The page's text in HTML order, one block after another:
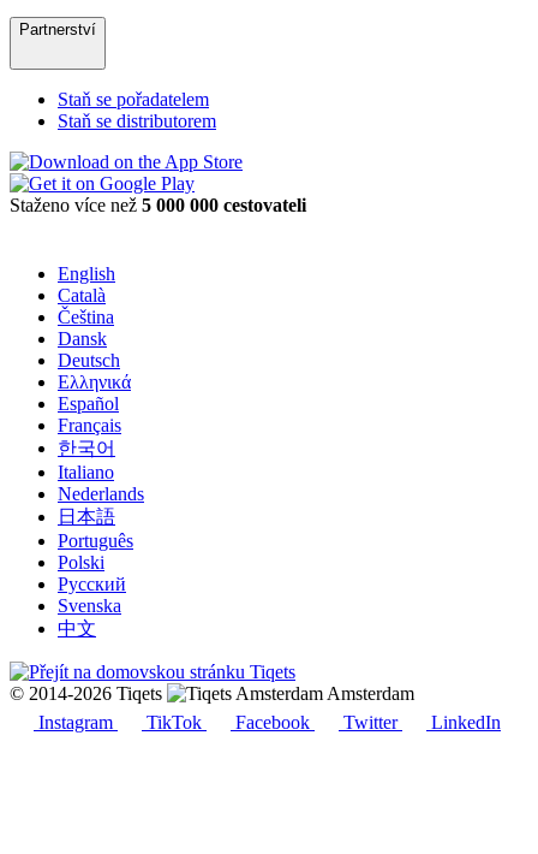
Partnerství
Staň se pořadatelem
Staň se distributorem
Staženo více než 5 000 000 cestovateli
English
Català
Čeština
Dansk
Deutsch
Ελληνικά
Español
Français
한국어
Italiano
Nederlands
日本語
Português
Polski
Русский
Svenska
中文
© 2014-2026 Tiqets
Amsterdam
Instagram
TikTok Facebook Twitter LinkedIn